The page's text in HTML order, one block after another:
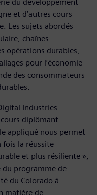
et d’autres cours
Les sujets abordés
chaînes
opérations durables,
pour l’économie
des consommateurs
Industries
diplômant
appliqué nous permet
fois la réussite
et plus résiliente »,
du programme de
du Colorado à
matière de